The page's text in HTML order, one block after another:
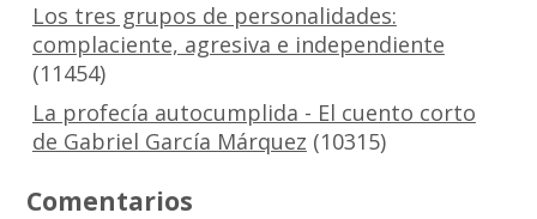
Los tres grupos de personalidades:
complaciente, agresiva e independiente
(11454)
La profecía autocumplida - El cuento corto
de Gabriel García Márquez (10315)
Comentarios